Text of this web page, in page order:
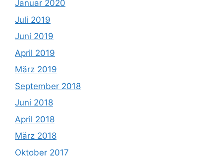
Januar 2020
Juli 2019
Juni 2019
April 2019
März 2019
September 2018
Juni 2018
April 2018
März 2018
Oktober 2017